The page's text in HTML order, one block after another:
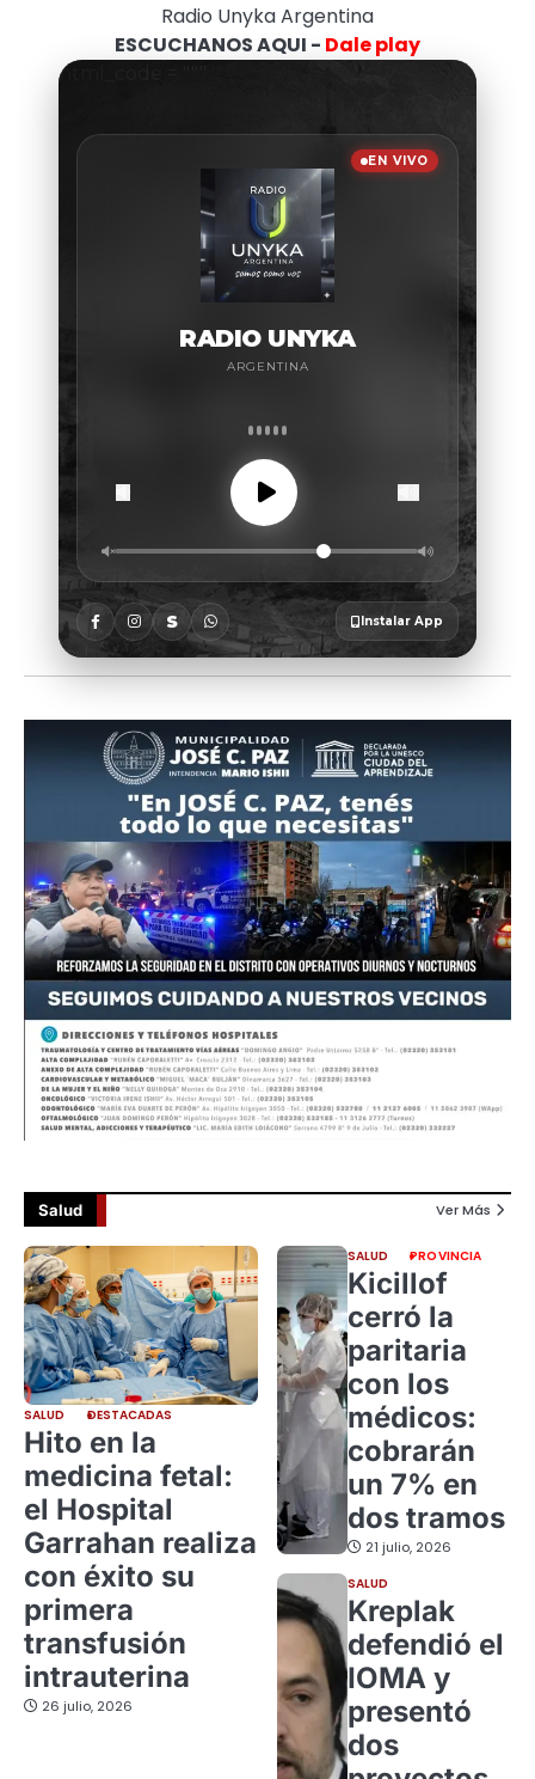
Radio Unyka Argentina
ESCUCHANOS AQUI - Dale play
Salud Ver Más
SALUD DESTACADAS
Hito en la
medicina fetal:
el Hospital
Garrahan realiza
con éxito su
primera
transfusión
intrauterina
26 julio, 2026
SALUD PROVINCIA
Kicillof
cerró la
paritaria
con los
médicos:
cobrarán
un 7% en
dos tramos
21 julio, 2026
SALUD
Kreplak
defendió el
IOMA y
presentó
dos